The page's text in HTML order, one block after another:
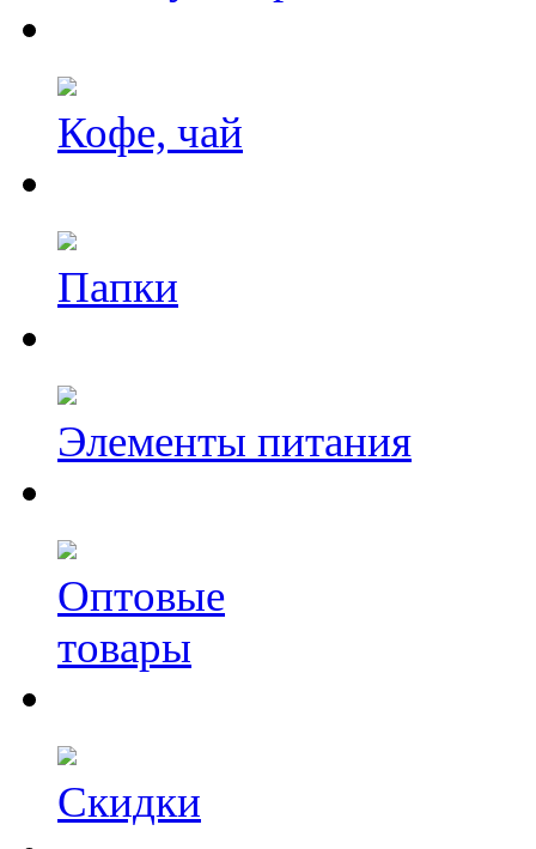
Кофе, чай
Папки
Элементы питания
Оптовые
товары
Скидки